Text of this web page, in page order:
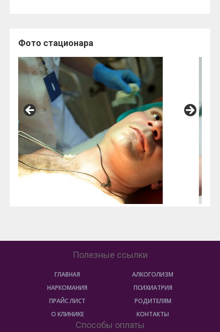
лечения она прошла реабилитацию. Сейчас уже
восстановилась в университете и готовиться к
защите диплома. Я надеюсь, это был наш первый и
последний раз обращения в наркологическую
клинику. Но в случае чего, я точно знаю, куда надо
обращаться, ведь в «ДельтаМед» работают
действительно профессионалы.»
Фото стационара
Полезные ссылки
ГЛАВНАЯ
АЛКОГОЛИЗМ
НАРКОМАНИЯ
ПСИХИАТРИЯ
ПРАЙС ЛИСТ
РОДИТЕЛЯМ
О КЛИНИКЕ
КОНТАКТЫ
Способы оплаты